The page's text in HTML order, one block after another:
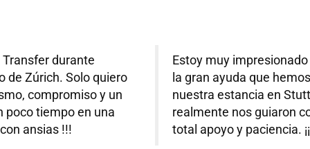
durante
de Zúrich. Solo quiero
compromiso y un
poco tiempo en una
ansias !!!
Estoy muy
la gran ayuda que
nuestra estancia en
realmente nos guiaron
total apoyo y paciencia.